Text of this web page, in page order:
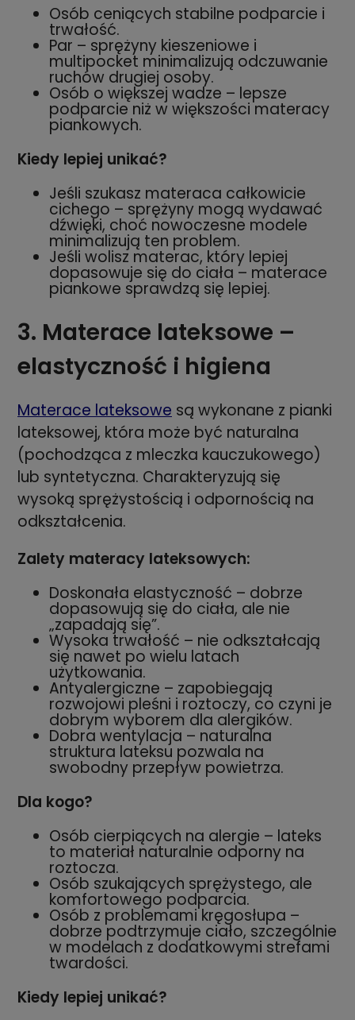
Osób ceniących stabilne podparcie i
trwałość.
Par – sprężyny kieszeniowe i
multipocket minimalizują odczuwanie
ruchów drugiej osoby.
Osób o większej wadze – lepsze
podparcie niż w większości materacy
piankowych.
Kiedy lepiej unikać?
Jeśli szukasz materaca całkowicie
cichego – sprężyny mogą wydawać
dźwięki, choć nowoczesne modele
minimalizują ten problem.
Jeśli wolisz materac, który lepiej
dopasowuje się do ciała – materace
piankowe sprawdzą się lepiej.
3. Materace lateksowe –
elastyczność i higiena
Materace lateksowe są wykonane z pianki
lateksowej, która może być naturalna
(pochodząca z mleczka kauczukowego)
lub syntetyczna. Charakteryzują się
wysoką sprężystością i odpornością na
odkształcenia.
Zalety materacy lateksowych:
Doskonała elastyczność – dobrze
dopasowują się do ciała, ale nie
„zapadają się”.
Wysoka trwałość – nie odkształcają
się nawet po wielu latach
użytkowania.
Antyalergiczne – zapobiegają
rozwojowi pleśni i roztoczy, co czyni je
dobrym wyborem dla alergików.
Dobra wentylacja – naturalna
struktura lateksu pozwala na
swobodny przepływ powietrza.
Dla kogo?
Osób cierpiących na alergie – lateks
to materiał naturalnie odporny na
roztocza.
Osób szukających sprężystego, ale
komfortowego podparcia.
Osób z problemami kręgosłupa –
dobrze podtrzymuje ciało, szczególnie
w modelach z dodatkowymi strefami
twardości.
Kiedy lepiej unikać?